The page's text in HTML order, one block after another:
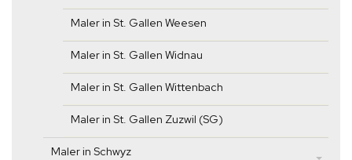
Maler in St. Gallen Weesen
Maler in St. Gallen Widnau
Maler in St. Gallen Wittenbach
Maler in St. Gallen Zuzwil (SG)
Maler in Schwyz